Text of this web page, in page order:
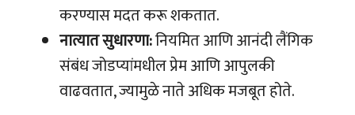
करण्यास मदत करू शकतात.
नात्यात सुधारणा:नियमित आणि आनंदी लैंगिक
संबंध जोडप्यांमधील प्रेम आणि आपुलकी
वाढवतात, ज्यामुळे नाते अधिक मजबूत होते.